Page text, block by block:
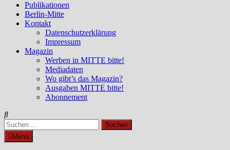
Publikationen
Berlin-Mitte
Kontakt
Datenschutzerklärung
Impressum
Magazin
Werben in MITTE bitte!
Mediadaten
Wo gibt’s das Magazin?
Ausgaben MITTE bitte!
Abonnement
Suchen
nach:Menü